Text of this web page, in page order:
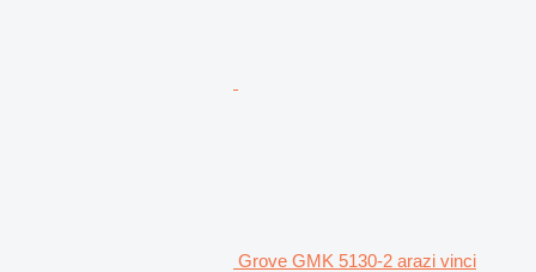
Grove GMK 5130-2 arazi vinci